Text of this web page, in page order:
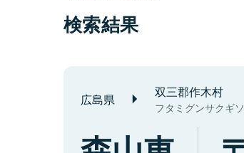
検索結果
広島県 双三郡作木村
フタミグンサクギ